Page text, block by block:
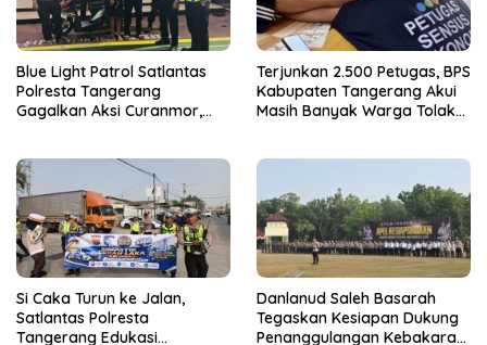
Blue Light Patrol Satlantas
Polresta Tangerang
Gagalkan Aksi Curanmor,
Terjunkan 2.500 Petugas, BPS
Kabupaten Tangerang Akui
Masih Banyak Warga Tolak
Si Caka Turun ke Jalan,
Satlantas Polresta
Tangerang Edukasi
Danlanud Saleh Basarah
Tegaskan Kesiapan Dukung
Penanggulangan Kebakaran